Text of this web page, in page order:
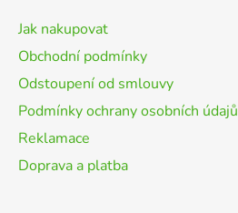
Jak nakupovat
Obchodní podmínky
Odstoupení od smlouvy
Podmínky ochrany osobních údajů
Reklamace
Doprava a platba